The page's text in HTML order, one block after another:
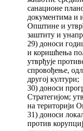
санационе
документима и
Општине и
заштиту и
29) доноси
и коришћења
утврђује
спровођење,
другој култури;
30) доноси
Стратегијом;
на територији
31) доноси
против